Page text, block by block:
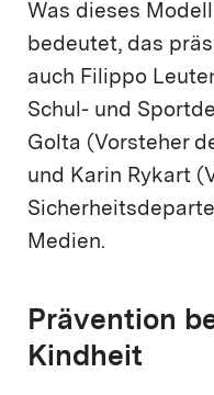
Was dieses
bedeutet, das
auch Filippo
Schul- und
Golta (Vorsteher
und Karin Rykart
Medien.
Prävention
Kindheit